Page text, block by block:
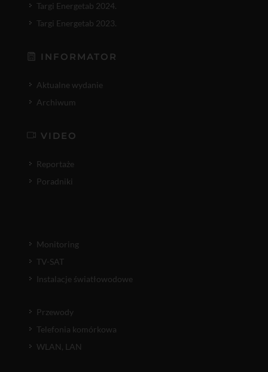
Targi Energetab 2024.
Targi Energetab 2023.
INFORMATOR
Aktualne wydanie
Archiwum
VIDEO
Reportaże
Poradniki
Monitoring
TV-SAT
Instalacje światłowodowe
Przewody
Telefonia komórkowa
WLAN, LAN